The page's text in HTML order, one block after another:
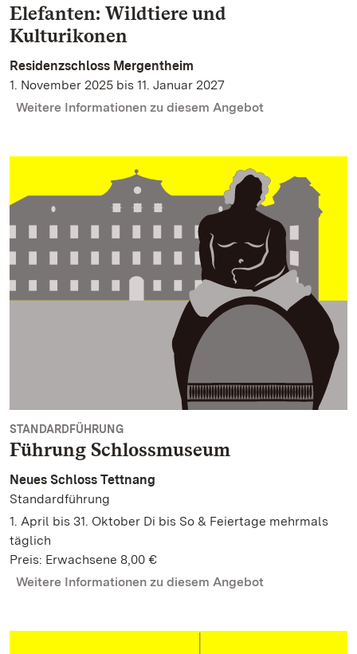
Elefanten: Wildtiere und
Kulturikonen
Residenzschloss Mergentheim
1. November 2025 bis 11. Januar 2027
Weitere Informationen zu diesem Angebot
STANDARDFÜHRUNG
Führung Schlossmuseum
Neues Schloss Tettnang
Standardführung
1. April bis 31. Oktober Di bis So & Feiertage mehrmals
täglich
Preis: Erwachsene 8,00 €
Weitere Informationen zu diesem Angebot